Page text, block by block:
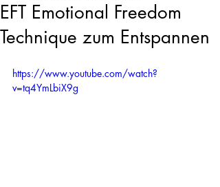
EFT Emotional Freedom
Technique zum Entspannen
https://www.youtube.com/watch?
v=tq4YmLbiX9g